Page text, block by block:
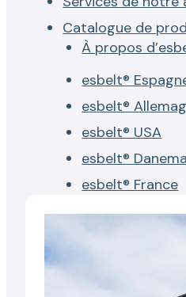
Catalogue de
À propos
esbelt®
esbelt®
esbelt® USA
esbelt®
esbelt® France